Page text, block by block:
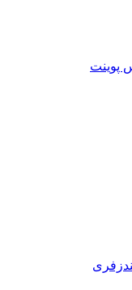
پوینت